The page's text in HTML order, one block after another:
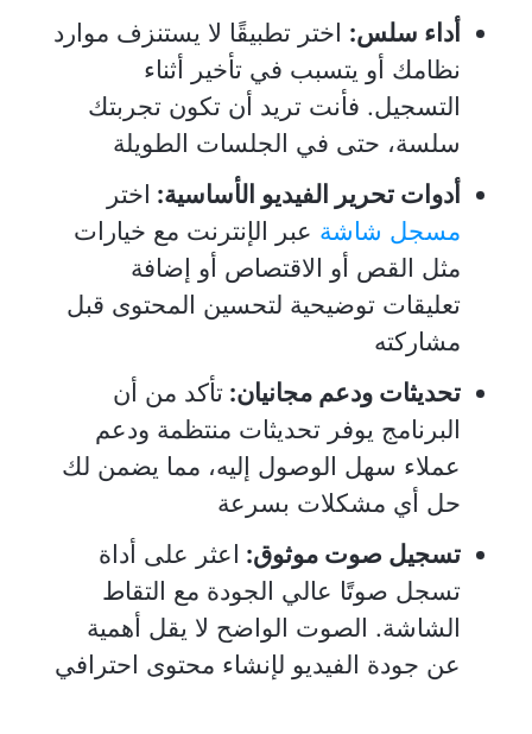
أداء سلس: اختر تطبيقًا لا يستنزف موارد
نظامك أو يتسبب في تأخير أثناء
التسجيل. فأنت تريد أن تكون تجربتك
سلسة، حتى في الجلسات الطويلة
أدوات تحرير الفيديو الأساسية: اختر
مسجل شاشة عبر الإنترنت مع خيارات
مثل القص أو الاقتصاص أو إضافة
تعليقات توضيحية لتحسين المحتوى قبل
مشاركته
تحديثات ودعم مجانيان: تأكد من أن
البرنامج يوفر تحديثات منتظمة ودعم
عملاء سهل الوصول إليه، مما يضمن لك
حل أي مشكلات بسرعة
تسجيل صوت موثوق: اعثر على أداة
تسجل صوتًا عالي الجودة مع التقاط
الشاشة. الصوت الواضح لا يقل أهمية
عن جودة الفيديو لإنشاء محتوى احترافي